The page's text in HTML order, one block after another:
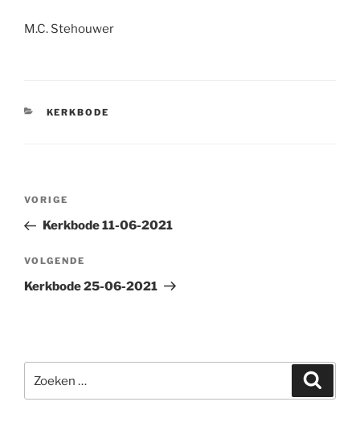
M.C. Stehouwer
CATEGORIEËN
KERKBODE
Bericht
Vorig
bericht
VORIGE
Kerkbode 11-06-2021
Volgend
bericht
VOLGENDE
Kerkbode 25-06-2021
naar: